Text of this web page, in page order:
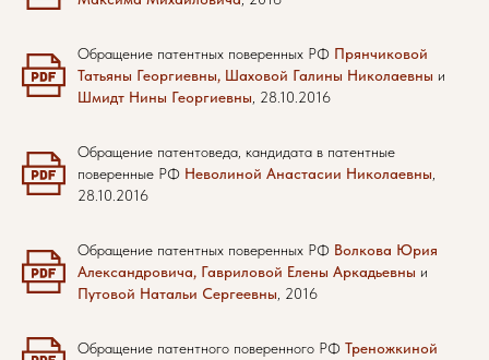
Обращение патентных поверенных РФ Прянчиковой
Татьяны Георгиевны, Шаховой Галины Николаевны и
Шмидт Нины Георгиевны , 28.10.2016
Обращение патентоведа, кандидата в патентные
поверенные РФ Неволиной Анастасии Николаевны
28.10.2016
Обращение патентных поверенных РФ Волкова Юрия
Александровича, Гавриловой Елены Аркадьевны и
Путовой Натальи Сергеевны , 2016
Обращение патентного поверенного РФ Треножкиной